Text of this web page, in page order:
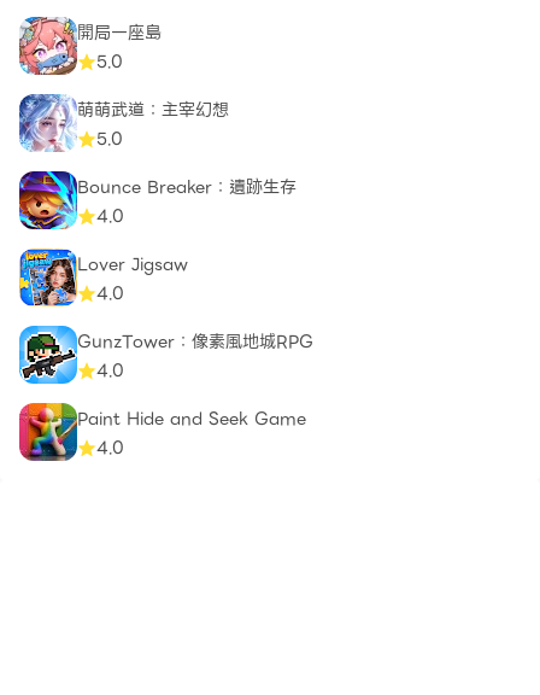
開局一座島
5.0
萌萌武道：主宰幻想
5.0
Bounce Breaker：遺跡生存
4.0
Lover Jigsaw
4.0
GunzTower：像素風地城RPG
4.0
Paint Hide and Seek Game
4.0